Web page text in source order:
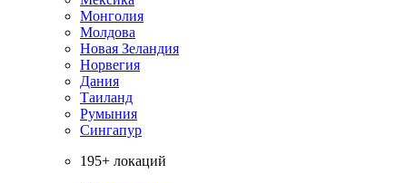
Монголия
Молдова
Новая Зеландия
Норвегия
Дания
Таиланд
Румыния
Сингапур
195+ локаций